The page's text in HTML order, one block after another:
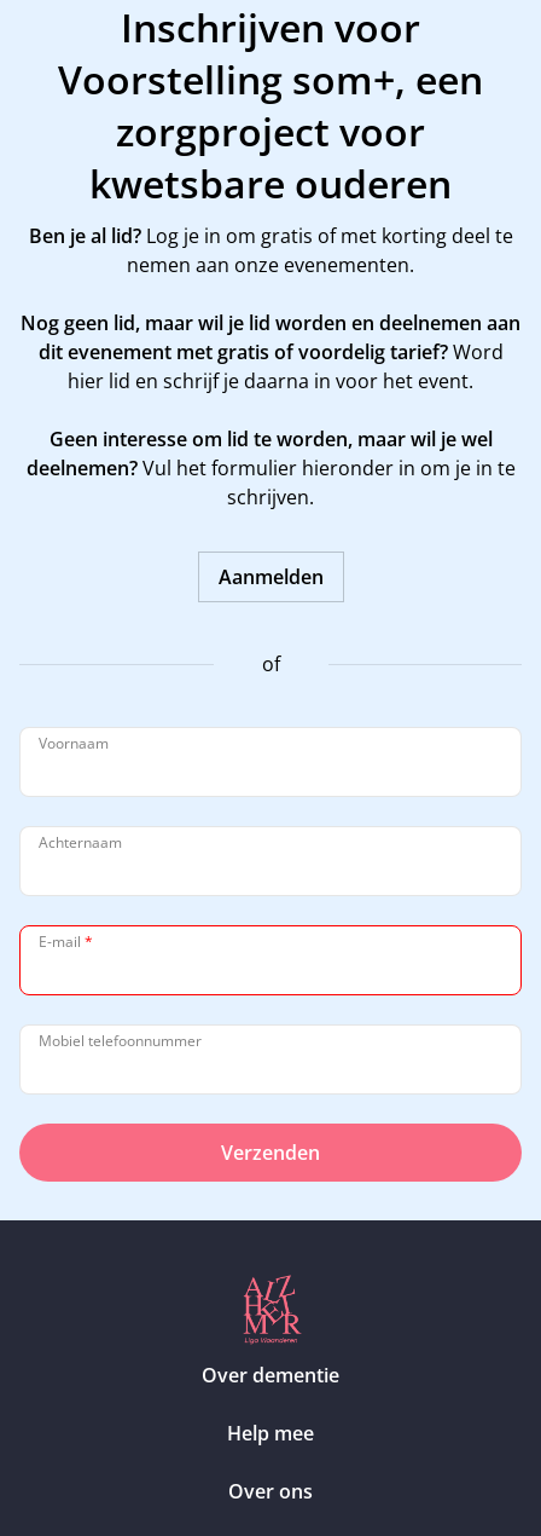
Inschrijven voor
Voorstelling som+, een
zorgproject voor
kwetsbare ouderen
Ben je al lid?Log je in om gratis of met korting deel te
nemen aan onze evenementen.
Nog geen lid, maar wil je lid worden en deelnemen aan
dit evenement met gratis of voordelig tarief?Word
hier lid en schrijf je daarna in voor het event.
Geen interesse om lid te worden, maar wil je wel
deelnemen?Vul het formulier hieronder in om je in te
schrijven.
Aanmelden
of
Voornaam
Achternaam
E-mail *
Mobiel telefoonnummer
Verzenden
Over dementie
Help mee
Over ons